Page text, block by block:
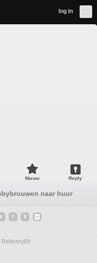
log in
Nieuw Reply
naar
6 7 8